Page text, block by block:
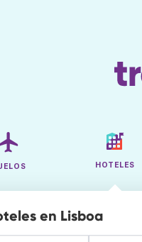
HOTELES
en Lisboa